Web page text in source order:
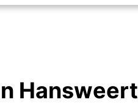
Hansweert